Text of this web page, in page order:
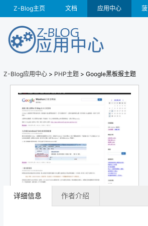
Z-Blog主页 文档 应用中心
Z-Blog应用中心 > PHP主题 > Google黑板报主题
详细信息 作者介绍